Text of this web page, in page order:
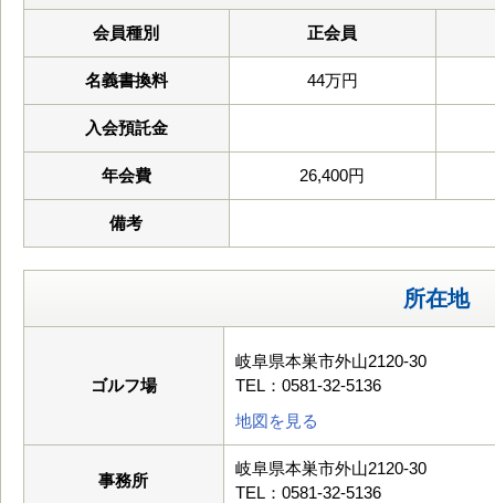
会員種別 正会員
名義書換料 44万円
入会預託金
年会費 26,400円
備考
所在地
ゴルフ場
岐阜県本巣市外山2120-30
TEL：0581-32-5136
地図を見る
事務所
岐阜県本巣市外山2120-30
TEL：0581-32-5136